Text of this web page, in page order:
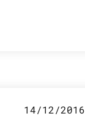
14/12/2016